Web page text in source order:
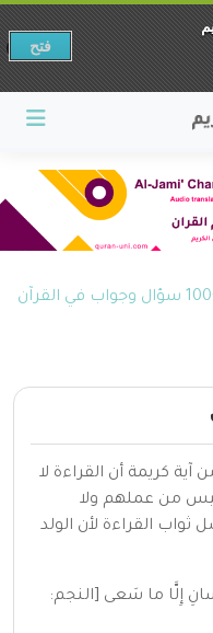
وجواب في القرآن
كريمة أن القراءة لا
ليس من عملهم ولا
ثواب القراءة لأن الولد
إِلَّا ما سَعى [النجم:
فتح